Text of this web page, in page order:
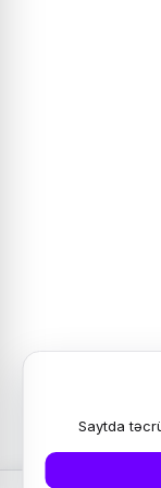
Saytda